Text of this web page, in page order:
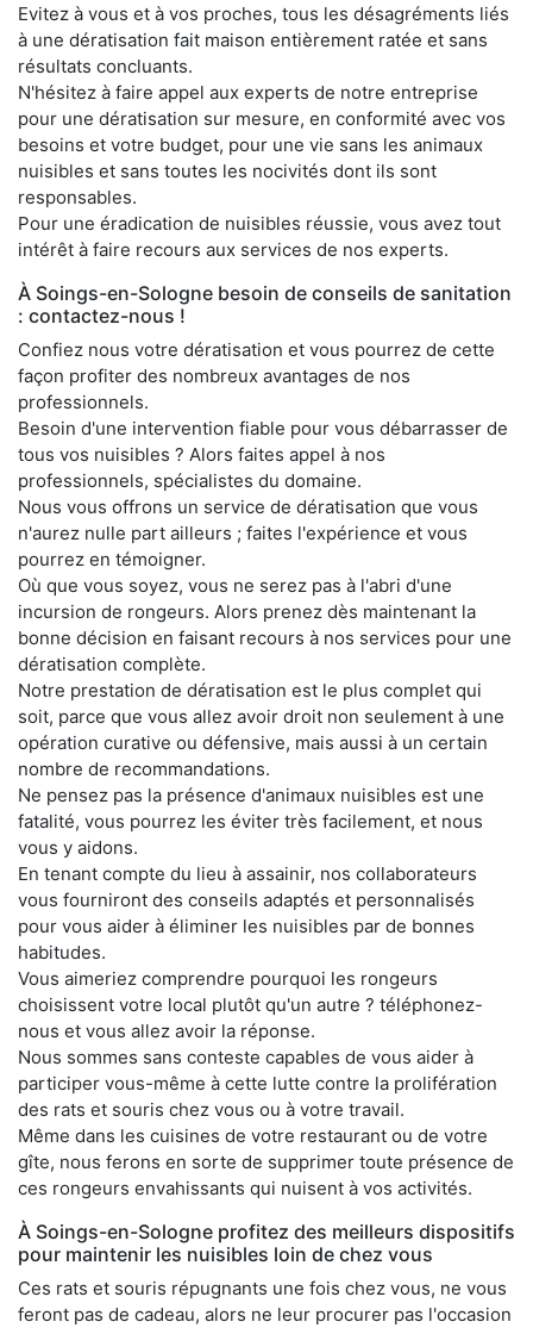
Evitez à vous et à vos proches, tous les désagréments liés
à une dératisation fait maison entièrement ratée et sans
résultats concluants.
N'hésitez à faire appel aux experts de notre entreprise
pour une dératisation sur mesure, en conformité avec vos
besoins et votre budget, pour une vie sans les animaux
nuisibles et sans toutes les nocivités dont ils sont
responsables.
Pour une éradication de nuisibles réussie, vous avez tout
intérêt à faire recours aux services de nos experts.
À Soings-en-Sologne besoin de conseils de sanitation
: contactez-nous !
Confiez nous votre dératisation et vous pourrez de cette
façon profiter des nombreux avantages de nos
professionnels.
Besoin d'une intervention fiable pour vous débarrasser de
tous vos nuisibles ? Alors faites appel à nos
professionnels, spécialistes du domaine.
Nous vous offrons un service de dératisation que vous
n'aurez nulle part ailleurs ; faites l'expérience et vous
pourrez en témoigner.
Où que vous soyez, vous ne serez pas à l'abri d'une
incursion de rongeurs. Alors prenez dès maintenant la
bonne décision en faisant recours à nos services pour une
dératisation complète.
Notre prestation de dératisation est le plus complet qui
soit, parce que vous allez avoir droit non seulement à une
opération curative ou défensive, mais aussi à un certain
nombre de recommandations.
Ne pensez pas la présence d'animaux nuisibles est une
fatalité, vous pourrez les éviter très facilement, et nous
vous y aidons.
En tenant compte du lieu à assainir, nos collaborateurs
vous fourniront des conseils adaptés et personnalisés
pour vous aider à éliminer les nuisibles par de bonnes
habitudes.
Vous aimeriez comprendre pourquoi les rongeurs
choisissent votre local plutôt qu'un autre ? téléphonez-
nous et vous allez avoir la réponse.
Nous sommes sans conteste capables de vous aider à
participer vous-même à cette lutte contre la prolifération
des rats et souris chez vous ou à votre travail.
Même dans les cuisines de votre restaurant ou de votre
gîte, nous ferons en sorte de supprimer toute présence de
ces rongeurs envahissants qui nuisent à vos activités.
À Soings-en-Sologne profitez des meilleurs dispositifs
pour maintenir les nuisibles loin de chez vous
Ces rats et souris répugnants une fois chez vous, ne vous
feront pas de cadeau, alors ne leur procurer pas l'occasion